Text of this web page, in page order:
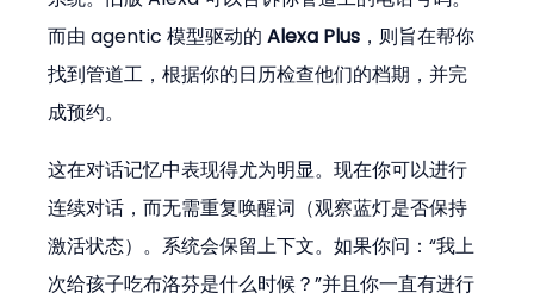
而由 agentic 模型驱动的 Alexa Plus ，则旨在帮你
找到管道工，根据你的日历检查他们的档期，并完
成预约。
这在对话记忆中表现得尤为明显。现在你可以进行
连续对话，而无需重复唤醒词（观察蓝灯是否保持
激活状态）。系统会保留上下文。如果你问：“我上
次给孩子吃布洛芬是什么时候？”并且你一直有进行